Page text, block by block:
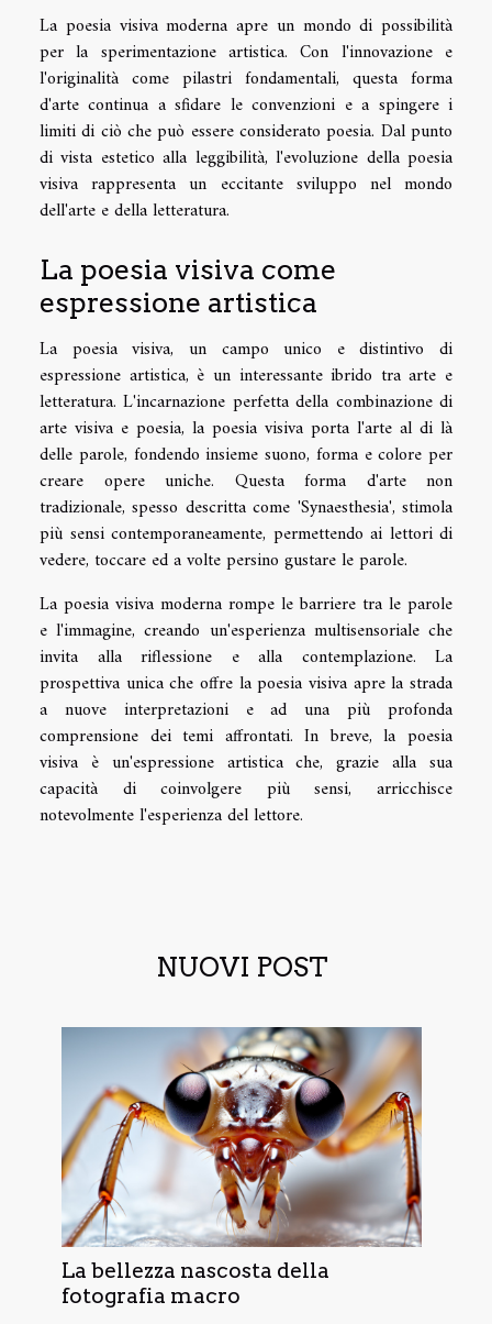
La poesia visiva moderna apre un mondo di possibilità
per la sperimentazione artistica. Con l'innovazione e
l'originalità come pilastri fondamentali, questa forma
d'arte continua a sfidare le convenzioni e a spingere i
limiti di ciò che può essere considerato poesia. Dal punto
di vista estetico alla leggibilità, l'evoluzione della poesia
visiva rappresenta un eccitante sviluppo nel mondo
dell'arte e della letteratura.
La poesia visiva come
espressione artistica
La poesia visiva, un campo unico e distintivo di
espressione artistica, è un interessante ibrido tra arte e
letteratura. L'incarnazione perfetta della combinazione di
arte visiva e poesia, la poesia visiva porta l'arte al di là
delle parole, fondendo insieme suono, forma e colore per
creare opere uniche. Questa forma d'arte non
tradizionale, spesso descritta come 'Synaesthesia', stimola
più sensi contemporaneamente, permettendo ai lettori di
vedere, toccare ed a volte persino gustare le parole.
La poesia visiva moderna rompe le barriere tra le parole
e l'immagine, creando un'esperienza multisensoriale che
invita alla riflessione e alla contemplazione. La
prospettiva unica che offre la poesia visiva apre la strada
a nuove interpretazioni e ad una più profonda
comprensione dei temi affrontati. In breve, la poesia
visiva è un'espressione artistica che, grazie alla sua
capacità di coinvolgere più sensi, arricchisce
notevolmente l'esperienza del lettore.
NUOVI POST
La bellezza nascosta della
fotografia macro